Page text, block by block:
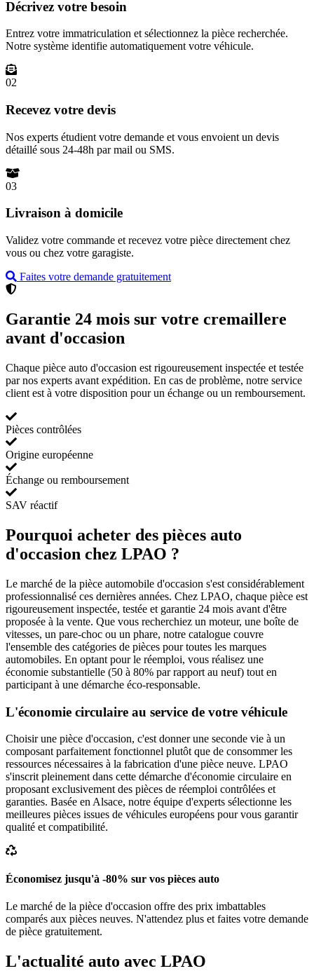
Décrivez votre besoin
Entrez votre immatriculation et sélectionnez la pièce recherchée.
Notre système identifie automatiquement votre véhicule.
02
Recevez votre devis
Nos experts étudient votre demande et vous envoient un devis
détaillé sous 24-48h par mail ou SMS.
03
Livraison à domicile
Validez votre commande et recevez votre pièce directement chez
vous ou chez votre garagiste.
Faites votre demande gratuitement
Garantie 24 mois sur votre cremaillere
avant d'occasion
Chaque pièce auto d'occasion est rigoureusement inspectée et testée
par nos experts avant expédition. En cas de problème, notre service
client est à votre disposition pour un échange ou un remboursement.
Pièces contrôlées
Origine européenne
Échange ou remboursement
SAV réactif
Pourquoi acheter des pièces auto
d'occasion chez LPAO ?
Le marché de la pièce automobile d'occasion s'est considérablement
professionnalisé ces dernières années. Chez LPAO, chaque pièce est
rigoureusement inspectée, testée et garantie 24 mois avant d'être
proposée à la vente. Que vous recherchiez un moteur, une boîte de
vitesses, un pare-choc ou un phare, notre catalogue couvre
l'ensemble des catégories de pièces pour toutes les marques
automobiles. En optant pour le réemploi, vous réalisez une
économie substantielle (50 à 80% par rapport au neuf) tout en
participant à une démarche éco-responsable.
L'économie circulaire au service de votre véhicule
Choisir une pièce d'occasion, c'est donner une seconde vie à un
composant parfaitement fonctionnel plutôt que de consommer les
ressources nécessaires à la fabrication d'une pièce neuve. LPAO
s'inscrit pleinement dans cette démarche d'économie circulaire en
proposant exclusivement des pièces de réemploi contrôlées et
garanties. Basée en Alsace, notre équipe d'experts sélectionne les
meilleures pièces issues de véhicules européens pour vous garantir
qualité et compatibilité.
Économisez jusqu'à -80% sur vos pièces auto
Le marché de la pièce d'occasion offre des prix imbattables
comparés aux pièces neuves. N'attendez plus et faites votre demande
de pièce gratuitement.
L'actualité auto avec LPAO